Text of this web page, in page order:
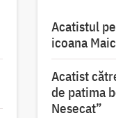
Acatistul
icoana
Acatist
de patima
Nesecat”